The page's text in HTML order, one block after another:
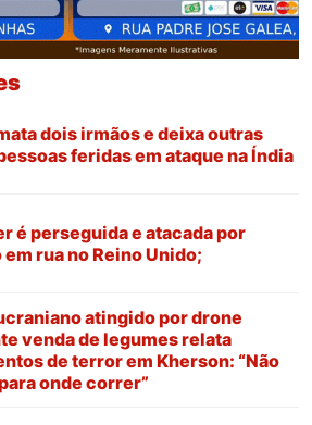
dois irmãos e deixa outras
feridas em ataque na Índia
é perseguida e atacada por
rua no Reino Unido;
atingido por drone
venda de legumes relata
de terror em Kherson: “Não
onde correr”